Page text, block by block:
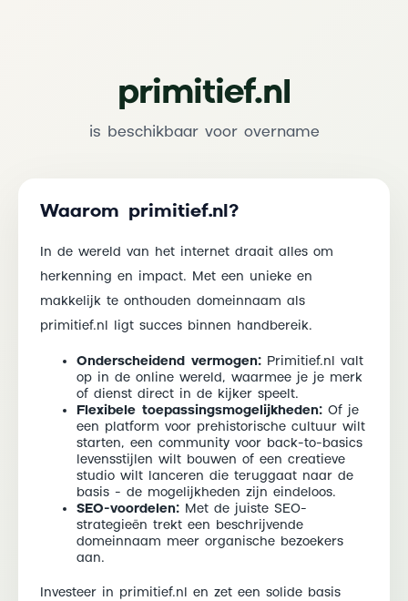
primitief.nl
is beschikbaar voor overname
Waarom primitief.nl?
In de wereld van het internet draait alles om
herkenning en impact. Met een unieke en
makkelijk te onthouden domeinnaam als
primitief.nl ligt succes binnen handbereik.
Onderscheidend vermogen: Primitief.nl valt
op in de online wereld, waarmee je je merk
of dienst direct in de kijker speelt.
Flexibele toepassingsmogelijkheden: Of je
een platform voor prehistorische cultuur wilt
starten, een community voor back-to-basics
levensstijlen wilt bouwen of een creatieve
studio wilt lanceren die teruggaat naar de
basis - de mogelijkheden zijn eindeloos.
SEO-voordelen: Met de juiste SEO-
strategieën trekt een beschrijvende
domeinnaam meer organische bezoekers
aan.
Investeer in primitief.nl en zet een solide basis